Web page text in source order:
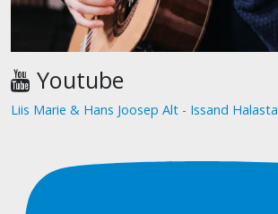
Youtube
Liis Marie & Hans Joosep Alt - Issand Halasta